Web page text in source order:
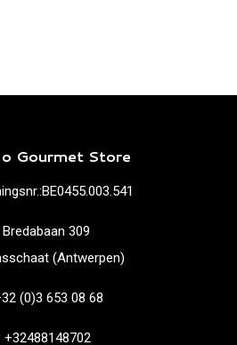
Gourmet Store
Bredabaan 309
(Antwerpen)
(0)3 653 08 68
+32488148702